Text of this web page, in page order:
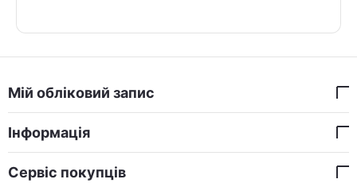
Мій обліковий запис
Інформація
Сервіс покупців